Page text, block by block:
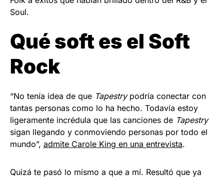
Soul.
Qué soft es el Soft
Rock
“No tenía idea de que Tapestrypodría conectar con
tantas personas como lo ha hecho. Todavía estoy
ligeramente incrédula que las canciones de Tapestry
sigan llegando y conmoviendo personas por todo el
mundo”, admite Carole King en una entrevista.
Quizá te pasó lo mismo a que a mí. Resultó que ya